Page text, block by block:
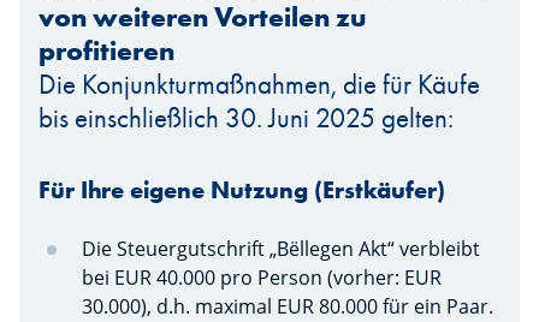
von weiteren Vorteilen zu
profitieren
Die Konjunkturmaßnahmen, die für Käufe
bis einschließlich 30. Juni 2025 gelten:
Für Ihre eigene Nutzung (Erstkäufer)
Die Steuergutschrift „Bëllegen Akt“ verbleibt
bei EUR 40.000 pro Person (vorher: EUR
30.000), d.h. maximal EUR 80.000 für ein Paar.